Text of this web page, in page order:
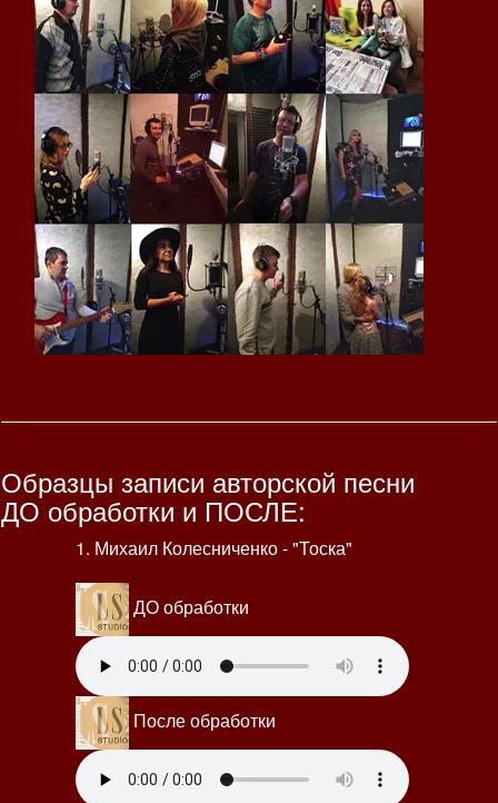
Образцы записи авторской песни
ДО обработки и ПОСЛЕ:
1. Михаил Колесниченко - "Тоска"
ДО обработки
После обработки